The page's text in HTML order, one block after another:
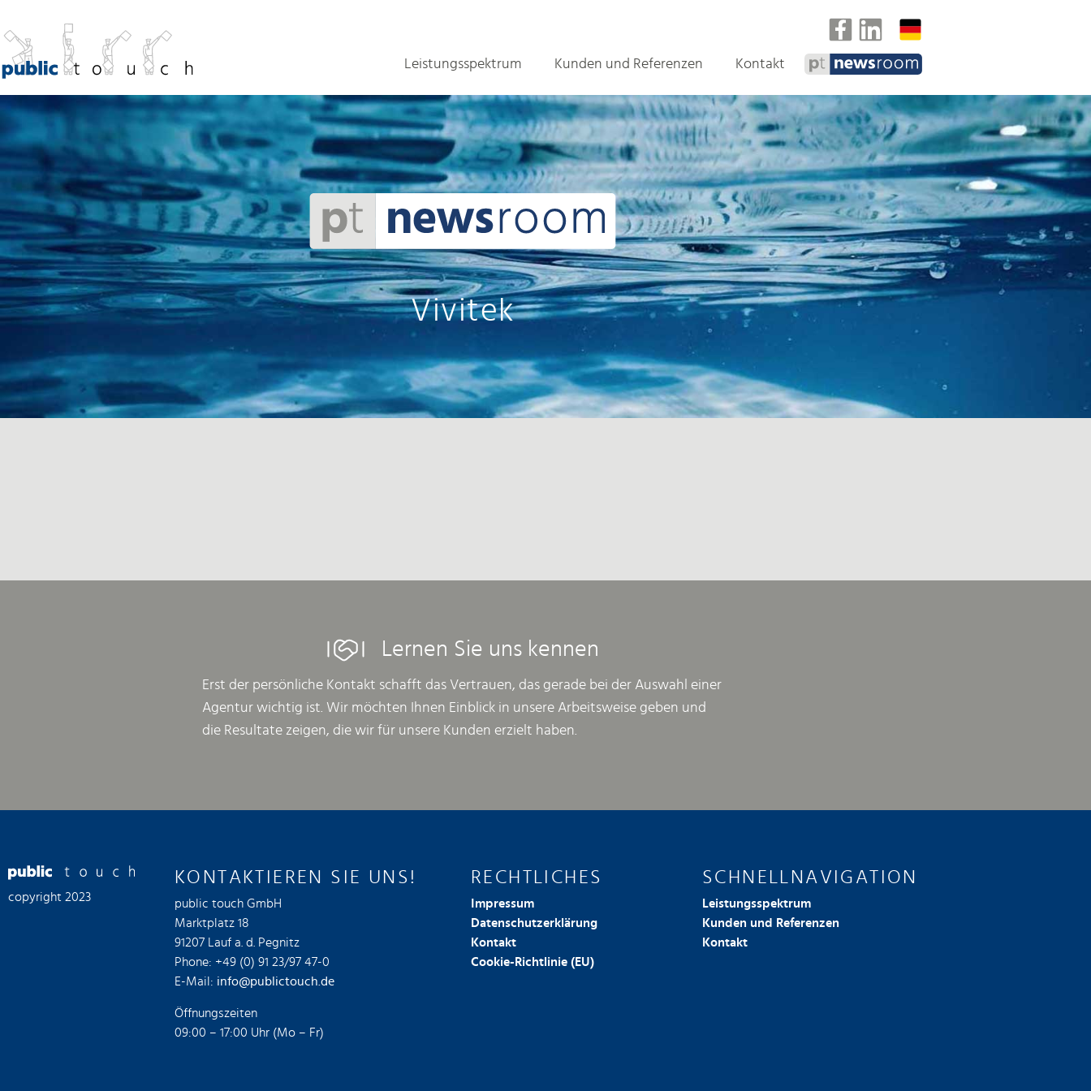
Leistungsspektrum Kunden und Referenzen Kontakt
Vivitek
Lernen Sie uns kennen
Erst der persönliche Kontakt schafft das Vertrauen, das gerade bei der Auswahl einer
Agentur wichtig ist. Wir möchten Ihnen Einblick in unsere Arbeitsweise geben und
die Resultate zeigen, die wir für unsere Kunden erzielt haben.
copyright 2023
KONTAKTIEREN SIE UNS!
public touch GmbH
Marktplatz 18
91207 Lauf a. d. Pegnitz
Phone: +49 (0) 91 23/97 47-0
E-Mail: info@publictouch.de
Öffnungszeiten
09:00 – 17:00 Uhr (Mo – Fr)
RECHTLICHES
Impressum
Datenschutzerklärung
Kontakt
Cookie-Richtlinie (EU)
SCHNELLNAVIGATION
Leistungsspektrum
Kunden und Referenzen
Kontakt